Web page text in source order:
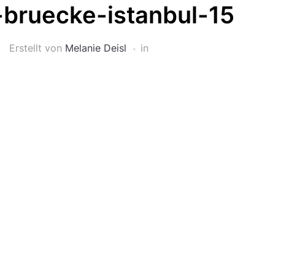
istanbul-15
Erstellt von Melanie Deisl in